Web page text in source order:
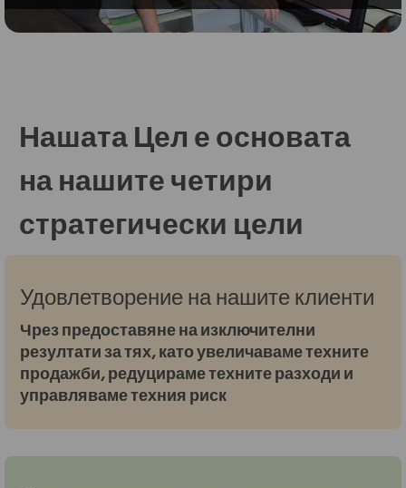
Нашата Цел е основата
на нашите четири
стратегически цели
Удовлетворение на нашите клиенти
Чрез предоставяне на изключителни
резултати за тях, като увеличаваме техните
продажби, редуцираме техните разходи и
управляваме техния риск